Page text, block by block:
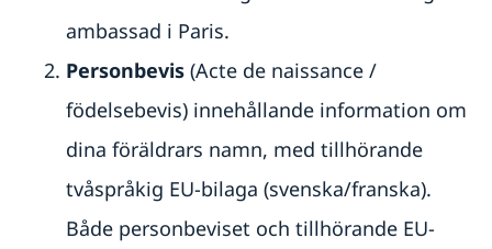
ambassad i Paris
Vigsel på ambassaden i Paris
Svensk medborgare folkbokförd i ett tredje land
Svensk medborgare folkbokförd i Sverige
Svensk medborgare folkbokförd i Frankrike
Ansöka om äktenskapscertifikat på Sveriges
ambassad i Paris
Hjälp med frågor kring personnamn
Reseinformation
Ambassadens reseinformation
Aktuella händelser
Allmänna säkerhetsläget
Inför resan
Avgifter
ambassad i Paris.
Personbevis (Acte de naissance /
födelsebevis) innehållande information om
dina föräldrars namn, med tillhörande
tvåspråkig EU-bilaga (svenska/franska).
Både personbeviset och tillhörande EU-